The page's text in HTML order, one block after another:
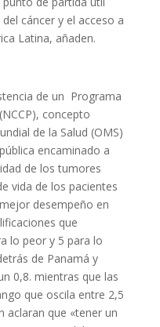
cáncer y el acceso a
Latina, añaden.
de un Programa
concepto
de la Salud (OMS)
encaminado a
de los tumores
vida de los pacientes
desempeño en
que
lo peor y 5 para lo
de Panamá y
0,8. mientras que las
que oscila entre 2,5
aclaran que «tener un